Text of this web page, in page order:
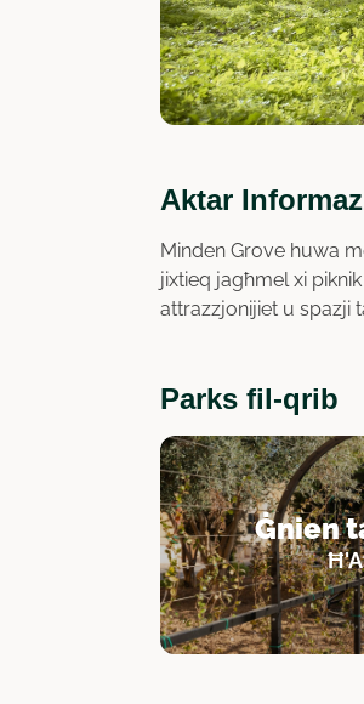
Aktar
Minden Grove huwa
jixtieq jagħmel xi
attrazzjonijiet u spazji
Parks fil-qrib
Ġnien